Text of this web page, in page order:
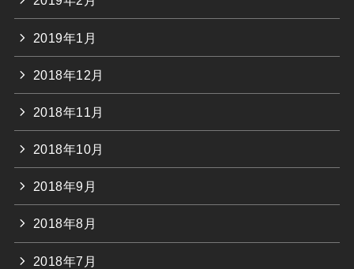
2019年1月
2018年12月
2018年11月
2018年10月
2018年9月
2018年8月
2018年7月